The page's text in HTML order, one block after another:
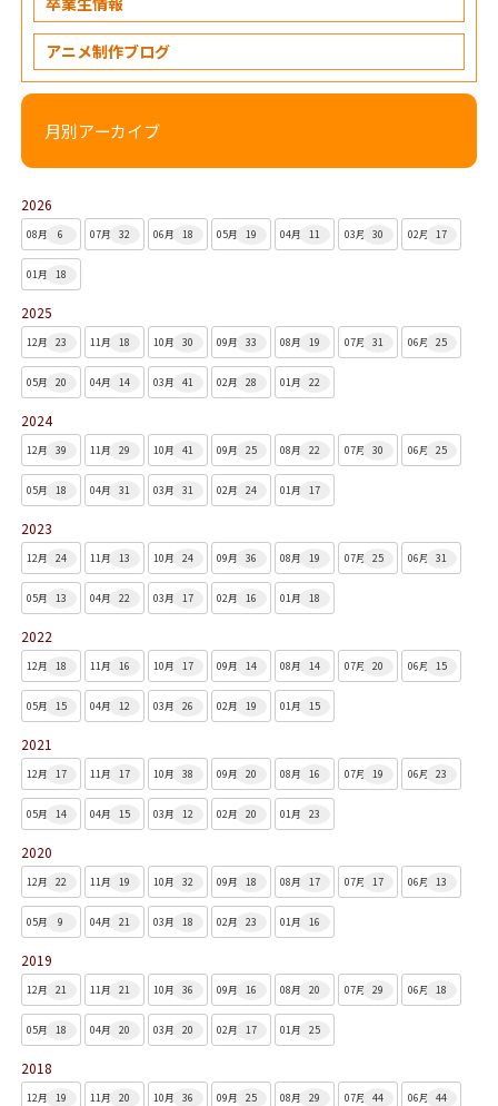
アニメ制作ブログ
月別アーカイブ
2026
08月 6 07月 32 06月 18 05月 19 04月 11 03月 30 02月 17
01月 18
2025
12月 23 11月 18 10月 30 09月 33 08月 19 07月 31 06月 25
05月 20 04月 14 03月 41 02月 28 01月 22
2024
12月 39 11月 29 10月 41 09月 25 08月 22 07月 30 06月 25
05月 18 04月 31 03月 31 02月 24 01月 17
2023
12月 24 11月 13 10月 24 09月 36 08月 19 07月 25 06月 31
05月 13 04月 22 03月 17 02月 16 01月 18
2022
12月 18 11月 16 10月 17 09月 14 08月 14 07月 20 06月 15
05月 15 04月 12 03月 26 02月 19 01月 15
2021
12月 17 11月 17 10月 38 09月 20 08月 16 07月 19 06月 23
05月 14 04月 15 03月 12 02月 20 01月 23
2020
12月 22 11月 19 10月 32 09月 18 08月 17 07月 17 06月 13
05月 9 04月 21 03月 18 02月 23 01月 16
2019
12月 21 11月 21 10月 36 09月 16 08月 20 07月 29 06月 18
05月 18 04月 20 03月 20 02月 17 01月 25
2018
12月 19 11月 20 10月 36 09月 25 08月 29 07月 44 06月 44